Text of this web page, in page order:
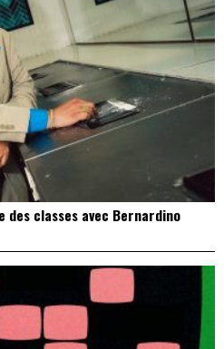
classes avec Bernardino